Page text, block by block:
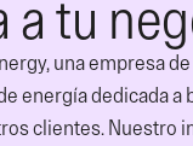
a tu
una empresa
energía dedicada a
clientes. Nuestro